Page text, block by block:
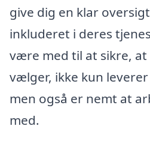
give dig en klar
inkluderet i deres
være med til at sikre,
vælger, ikke kun
men også er nemt at
med.